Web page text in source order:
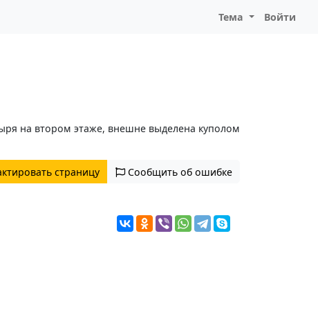
Тема Войти
на втором этаже, внешне выделена куполом
страницу Сообщить об ошибке